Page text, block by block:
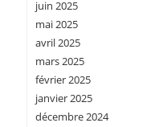
juin 2025
mai 2025
avril 2025
mars 2025
février 2025
janvier 2025
décembre 2024